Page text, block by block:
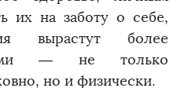
их на заботу о себе,
вырастут более
— не только
но и физически.